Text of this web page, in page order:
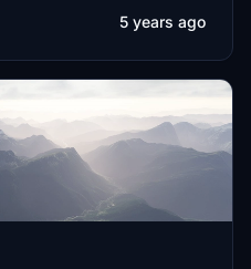
5 years ago